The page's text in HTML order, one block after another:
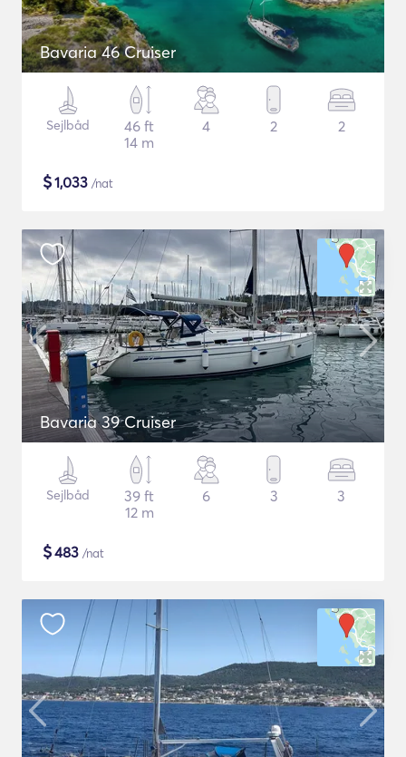
Bavaria 46 Cruiser
Sejlbåd
46 ft
14 m
4 2 2
$1,033 /nat
Bavaria 39 Cruiser
Sejlbåd
39 ft
12 m
6 3 3
$483 /nat